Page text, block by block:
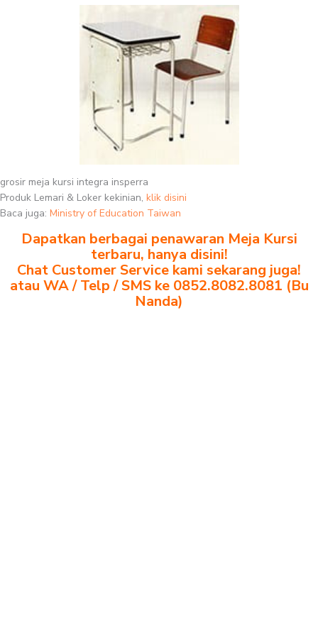
grosir meja kursi integra insperra
Produk Lemari & Loker kekinian, klik disini
Baca juga: Ministry of Education Taiwan
Dapatkan berbagai penawaran Meja Kursi
terbaru, hanya disini!
Chat Customer Service kami sekarang juga!
atau WA / Telp / SMS ke 0852.8082.8081 (Bu
Nanda)